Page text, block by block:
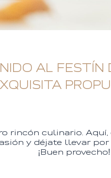
AL FESTÍN
rincón culinario.
y déjate llevar
¡Buen provecho!